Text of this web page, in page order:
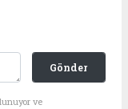
Gönder
ve